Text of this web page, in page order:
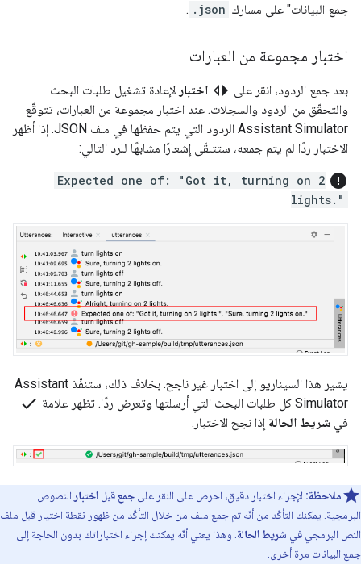
جمع البيانات" على مسارك .json
.
اختبار مجموعة من العبارات
بعد جمع الردود، انقر على switch_left اختبار لإعادة تشغيل طلبات البحث
والتحقّق من الردود والسجلات. عند اختبار مجموعة من العبارات، تتوقّع
Assistant Simulator
الردود التي يتم حفظها في ملف JSON. إذا أظهر
الاختبار ردًا لم يتم جمعه، ستتلقّى إشعارًا مشابهًا للرد التالي:
error
Expected one of: "Got it, turning on 2
lights."
يشير هذا السيناريو إلى اختبار غير ناجح. بخلاف ذلك، ستنفّذ Assistant
Simulator كل طلبات البحث التي أرسلتها وتعرض ردًا. تظهر علامة check
في شريط الحالة إذا نجح الاختبار.
ملاحظة: لإجراء اختبار دقيق، احرص على النقر على جمعقبل اختبار النصوص
البرمجية. يمكنك التأكّد من أنّه تم جمع ملف من خلال التأكّد من ظهور نقطة اختيار قبل ملف
النص البرمجي في شريط الحالة . وهذا يعني أنّه يمكنك إجراء اختباراتك بدون الحاجة إلى
جمع البيانات مرة أخرى.